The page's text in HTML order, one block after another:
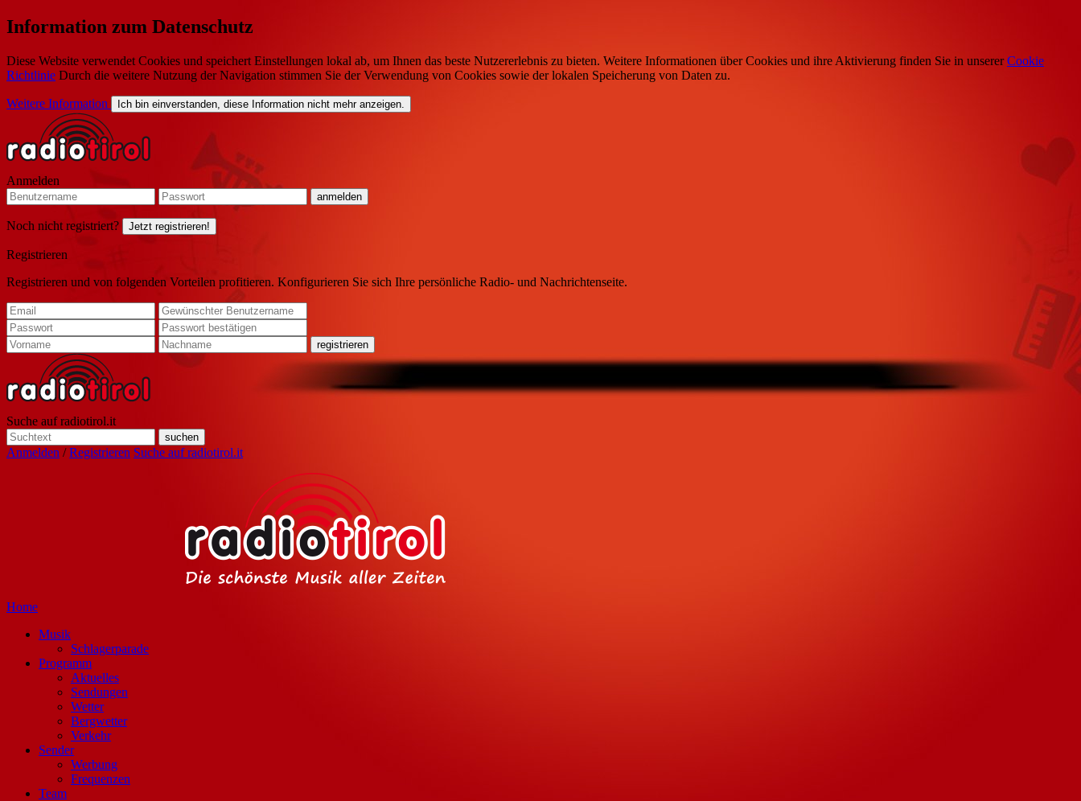
Information zum Datenschutz
Diese Website verwendet Cookies und speichert Einstellungen lokal ab, um Ihnen das beste Nutzererlebnis zu bieten. Weitere Informationen über Cookies und ihre Aktivierung finden Sie in unsererCookie
Richtlinie Durch die weitere Nutzung der Navigation stimmen Sie der Verwendung von Cookies sowie der lokalen Speicherung von Daten zu.
Weitere Information Ich bin einverstanden, diese Information nicht mehr anzeigen.
Anmelden
Noch nicht registriert? Jetzt registrieren!
Registrieren
Registrieren und von folgenden Vorteilen profitieren. Konfigurieren Sie sich Ihre persönliche Radio- und Nachrichtenseite.
Suche auf radiotirol.it
Anmelden /Registrieren Suche auf radiotirol.it
Home
Musik
Schlagerparade
Programm
Aktuelles
Sendungen
Wetter
Bergwetter
Verkehr
Sender
Werbung
Frequenzen
Team